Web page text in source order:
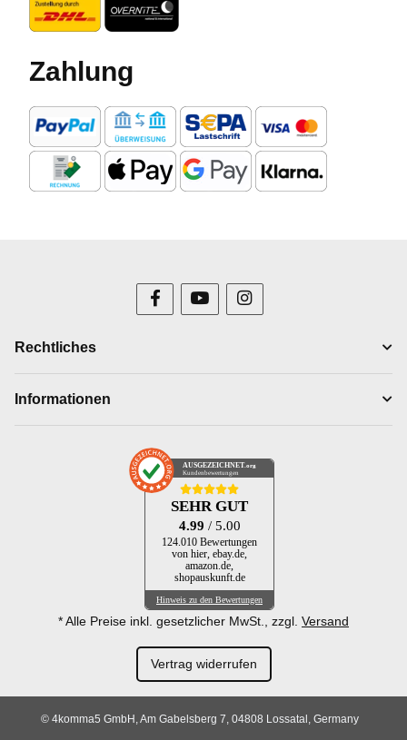
Zahlung
Rechtliches
Informationen
AUSGEZEICHNET .org
Kundenbewertungen
SEHR GUT
4.99 / 5.00
124.010 Bewertungen
von hier, ebay.de,
amazon.de,
shopauskunft.de
Hinweis zu den Bewertungen
* Alle Preise inkl. gesetzlicher MwSt., zzgl. Versand
Vertrag widerrufen
© 4komma5 GmbH, Am Gabelsberg 7, 04808 Lossatal, Germany